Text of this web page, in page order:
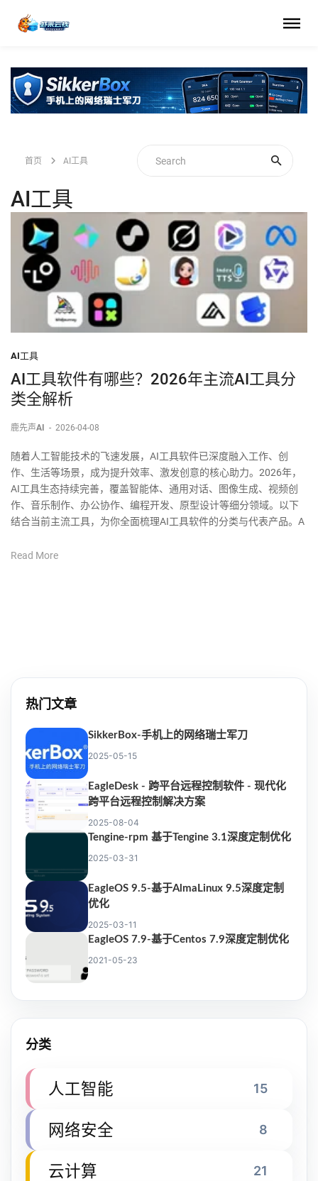
首页 AI工具
AI工具
AI工具
AI工具软件有哪些？2026年主流AI工具分
类全解析
鹿先声AI - 2026-04-08
随着人工智能技术的飞速发展，AI工具软件已深度融入工作、创
作、生活等场景，成为提升效率、激发创意的核心助力。2026年，
AI工具生态持续完善，覆盖智能体、通用对话、图像生成、视频创
作、音乐制作、办公协作、编程开发、原型设计等细分领域。以下
结合当前主流工具，为你全面梳理AI工具软件的分类与代表产品。A
Read More
热门文章
SikkerBox-手机上的网络瑞士军刀
2025-05-15
EagleDesk - 跨平台远程控制软件 - 现代化
跨平台远程控制解决方案
2025-08-04
Tengine-rpm 基于Tengine 3.1深度定制优化
2025-03-31
EagleOS 9.5-基于AlmaLinux 9.5深度定制
优化
2025-03-11
EagleOS 7.9-基于Centos 7.9深度定制优化
2021-05-23
分类
人工智能 15
网络安全 8
云计算 21